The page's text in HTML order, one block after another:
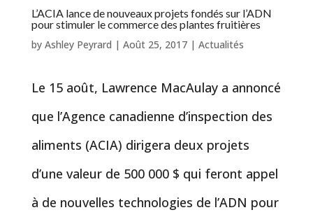
L’ACIA lance de nouveaux projets fondés sur l’ADN
pour stimuler le commerce des plantes fruitières
by Ashley Peyrard | Août 25, 2017| Actualités
Le 15 août, Lawrence MacAulay a annoncé
que l’Agence canadienne d’inspection des
aliments (ACIA) dirigera deux projets
d’une valeur de 500 000 $ qui feront appel
à de nouvelles technologies de l’ADN pour